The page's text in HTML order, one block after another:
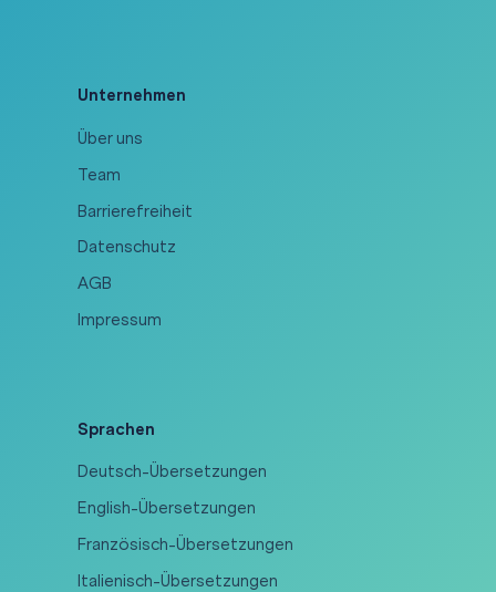
Unternehmen
Über uns
Team
Barrierefreiheit
Datenschutz
AGB
Impressum
Sprachen
Deutsch-Übersetzungen
English-Übersetzungen
Französisch-Übersetzungen
Italienisch-Übersetzungen